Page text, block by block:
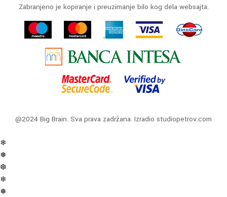
Zabranjeno je kopiranje i preuzimanje bilo kog dela websajta.
@2024 Big Brain. Sva prava zadržana. Izradio studiopetrov.com
❄
❅
❆
❄
❅